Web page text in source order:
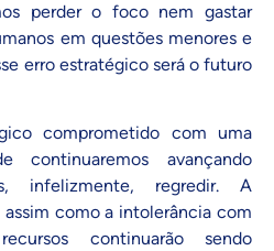
perder o foco nem gastar
em questões menores e
erro estratégico será o futuro
comprometido com uma
continuaremos avançando
infelizmente, regredir. A
como a intolerância com
continuarão sendo